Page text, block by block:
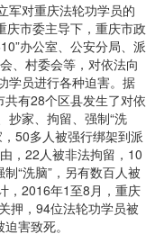
军对重庆法轮功学员的
庆市委主导下，重庆市政
办公室、公安分局、派
、村委会等，对依法向
学员进行各种迫害。据
有28个区县发生了对依
抄家、拘留、强制“洗
50多人被强行绑架到派
，22人被非法拘留，10
“洗脑”，另有数百人被
，2016年1至8月，重庆
押，94位法轮功学员被
害致死。